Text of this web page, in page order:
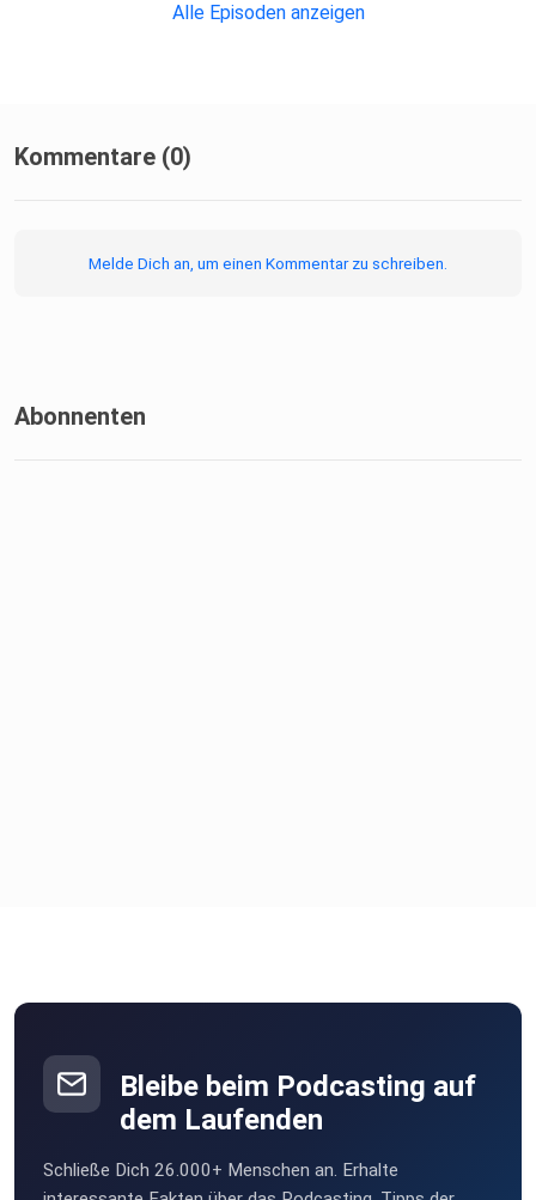
Alle Episoden anzeigen
Kommentare (0)
Melde Dich an, um einen Kommentar zu schreiben.
Abonnenten
Bleibe beim Podcasting auf
dem Laufenden
Schließe Dich 26.000+ Menschen an. Erhalte